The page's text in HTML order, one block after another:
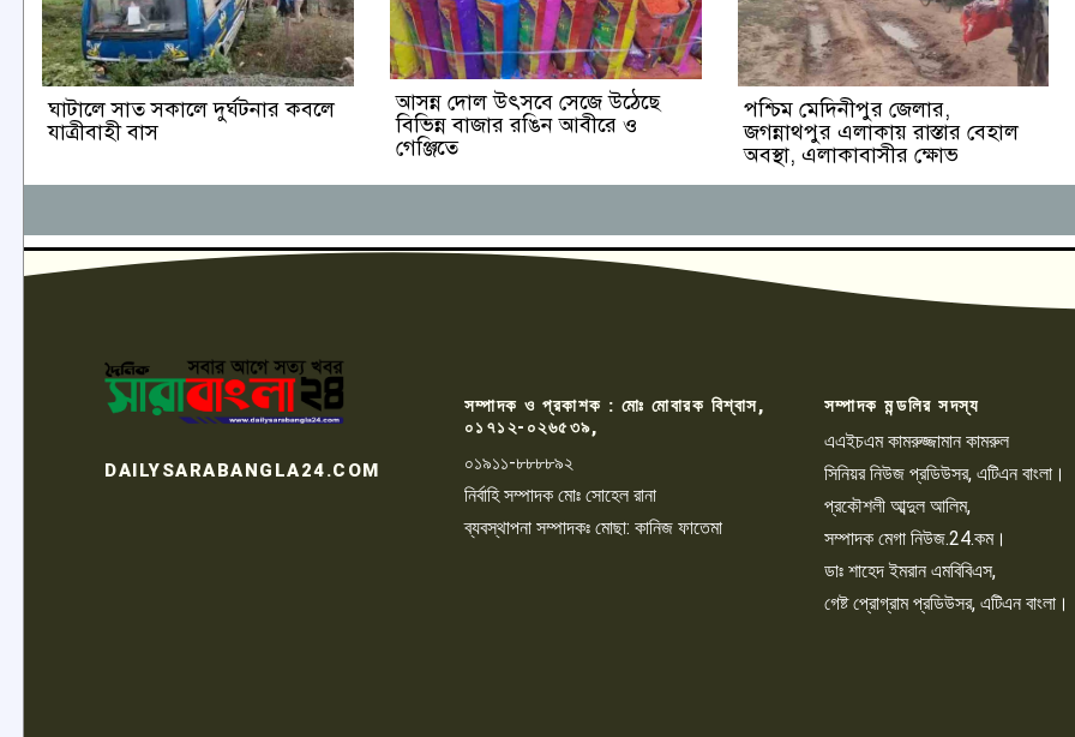
ঘাটালে সাত সকালে দুর্ঘটনার কবলে
যাত্রীবাহী বাস
আসন্ন দোল উৎসবে সেজে উঠেছে
বিভিন্ন বাজার রঙিন আবীরে ও
গেঞ্জিতে
পশ্চিম মেদিনীপুর জেলার,
জগন্নাথপুর এলাকায় রাস্তার বেহাল
অবস্থা, এলাকাবাসীর ক্ষোভ
DAILYSARABANGLA24.COM
সম্পাদক ও প্রকাশক : মোঃ মোবারক বিশ্বাস,
০১৭১২-০২৬৫৩৯,
০১৯১১-৮৮৮৮৯২
নির্বাহি সম্পাদক মোঃ সোহেল রানা
ব্যবস্থাপনা সম্পাদকঃ মোছা: কানিজ ফাতেমা
সম্পাদক মন্ডলির সদস্য
এএইচএম কামরুজ্জামান কামরুল
সিনিয়র নিউজ প্রডিউসর, এটিএন বাংলা।
প্রকৌশলী আব্দুল আলিম,
সম্পাদক মেগা নিউজ.24.কম।
ডাঃ শাহেদ ইমরান এমবিবিএস,
গেষ্ট প্রোগ্রাম প্রডিউসর, এটিএন বাংলা।